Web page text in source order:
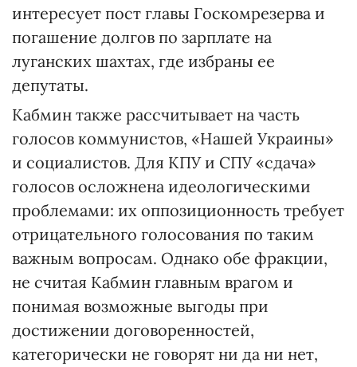
интересует пост главы Госкомрезерва и
погашение долгов по зарплате на
луганских шахтах, где избраны ее
депутаты.
Кабмин также рассчитывает на часть
голосов коммунистов, «Нашей Украины»
и социалистов. Для КПУ и СПУ «сдача»
голосов осложнена идеологическими
проблемами: их оппозиционность требует
отрицательного голосования по таким
важным вопросам. Однако обе фракции,
не считая Кабмин главным врагом и
понимая возможные выгоды при
достижении договоренностей,
категорически не говорят ни да ни нет,